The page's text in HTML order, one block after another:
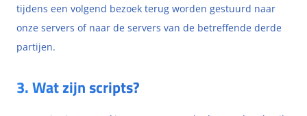
tijdens een volgend bezoek terug worden gestuurd naar
onze servers of naar de servers van de betreffende derde
partijen.
3. Wat zijn scripts?